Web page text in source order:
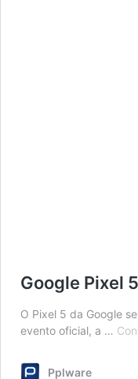
Google Pixel
O Pixel 5 da Google
evento oficial, a …
Pplware